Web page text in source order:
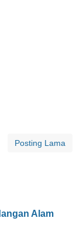
Posting Lama
Alam